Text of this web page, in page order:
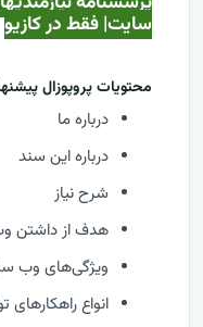
سایت| فقط در کازيو
محتويات پروپوزال
درباره ما
درباره این سند
شرح نیاز
هدف از داشتن
ویژگی‌های وب
انواع